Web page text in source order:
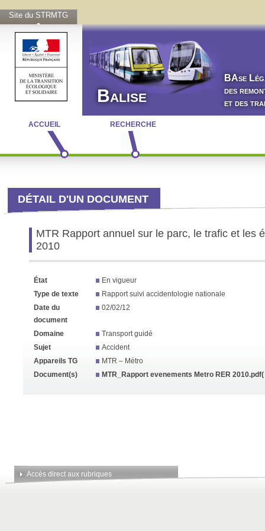
Site du STRMTG
Balise
BAse L
des
et des
ACCUEIL RECHERCHE
DÉTAIL D'UN DOCUMENT
MTR Rapport annuel sur le parc, le trafic et les
2010
État
En vigueur
Type de texte
Rapport suivi accidentologie nationale
Date du
document
02/02/12
Domaine
Transport guidé
Sujet
Accident
Appareils TG
MTR – Métro
Document(s)
MTR_Rapport evenements Metro RER 2010.pdf(
Accès direct aux rubriques